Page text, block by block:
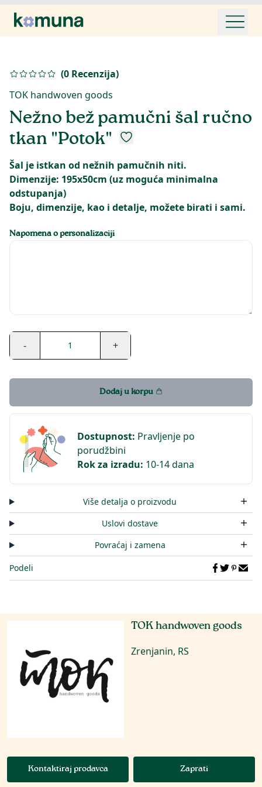
(0 Recenzija)
TOK handwoven goods
Nežno bež pamučni šal ručno
tkan "Potok"
Šal je istkan od nežnih pamučnih niti.
Dimenzije: 195x50cm (uz moguća minimalna
odstupanja)
Napomena o personalizaciji
- 1 +
Dodaj u korpu
Dostupnost: Pravljenje po
porudžbini
Rok za izradu: 10-14 dana
Više detalja o proizvodu
Uslovi dostave
Povraćaj i zamena
Podeli
TOK handwoven goods
Zrenjanin, RS
Kontaktiraj prodavca Zaprati